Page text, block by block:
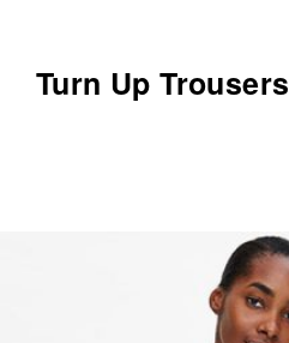
Turn Up Trousers